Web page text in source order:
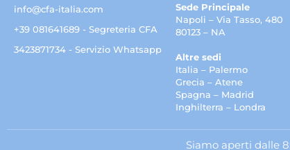
info@cfa-italia.com
+39 081641689 - Segreteria CFA
3423871734 - Servizio Whatsapp
Sede Principale
Napoli – Via Tasso, 480
80123 – NA
Altre sedi
Italia – Palermo
Grecia – Atene
Spagna – Madrid
Inghilterra – Londra
Siamo aperti dalle